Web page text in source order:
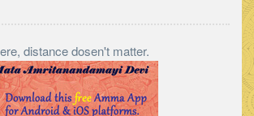
distance dosen't matter.